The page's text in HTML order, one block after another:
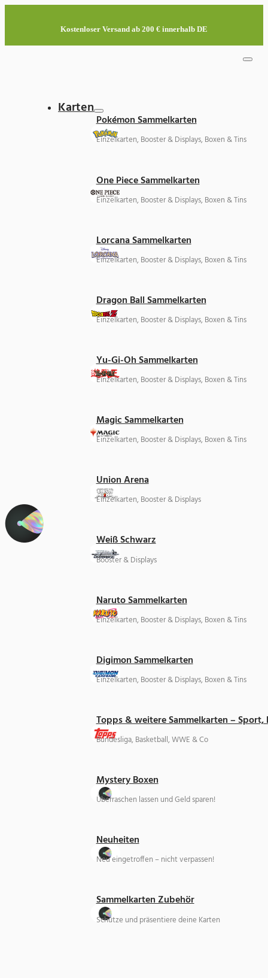
Kostenloser Versand ab 200 € innerhalb DE
Karten
Pokémon Sammelkarten
Einzelkarten, Booster & Displays, Boxen & Tins
One Piece Sammelkarten
Einzelkarten, Booster & Displays, Boxen & Tins
Lorcana Sammelkarten
Einzelkarten, Booster & Displays, Boxen & Tins
Dragon Ball Sammelkarten
Einzelkarten, Booster & Displays, Boxen & Tins
Yu-Gi-Oh Sammelkarten
Einzelkarten, Booster & Displays, Boxen & Tins
Magic Sammelkarten
Einzelkarten, Booster & Displays, Boxen & Tins
Union Arena
Einzelkarten, Booster & Displays
Weiß Schwarz
Booster & Displays
Naruto Sammelkarten
Einzelkarten, Booster & Displays, Boxen & Tins
Digimon Sammelkarten
Einzelkarten, Booster & Displays, Boxen & Tins
Topps & weitere Sammelkarten –
Bundesliga, Basketball, WWE & Co
Mystery Boxen
Überraschen lassen und Geld sparen!
Neuheiten
Neu eingetroffen – nicht verpassen!
Sammelkarten Zubehör
Schütze und präsentiere deine Karten